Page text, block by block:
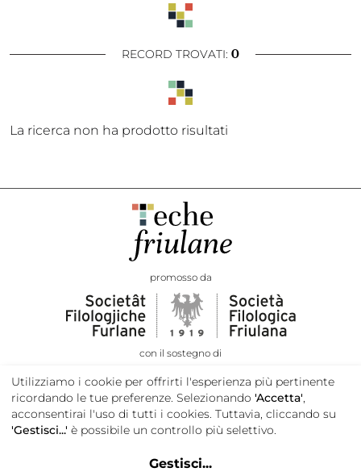
RECORD TROVATI: 0
La ricerca non ha prodotto risultati
promosso da
con il sostegno di
Utilizziamo i cookie per offrirti l'esperienza più pertinente
ricordando le tue preferenze. Selezionando 'Accetta',
acconsentirai l'uso di tutti i cookies. Tuttavia, cliccando su
'Gestisci...' è possibile un controllo più selettivo.
Gestisci...